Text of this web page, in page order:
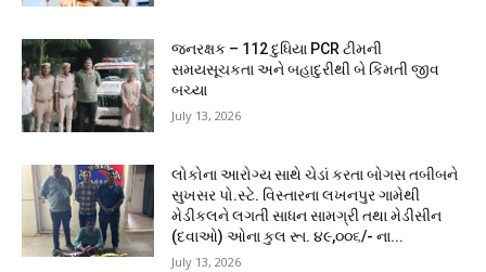
જનરક્ષક – 112 દુધિયા PCR ટીમની
સમયસૂચકતા અને બહાદુરીથી બે કિંમતી જીવ
બચ્યા
July 13, 2026
લોકોના આરોગ્ય સાથે ચેડાં કરતા બોગસ તબીબને
સુખસર પો.સ્ટે. વિસ્તારના લખનપુર ગામેથી
મેડીકલને લગતી સાધન સામગ્રી તથા મેડીસીન
(દવાઓ) ઓના કુલ રૂા. ૪૯,૦૦૬/- ના...
July 13, 2026